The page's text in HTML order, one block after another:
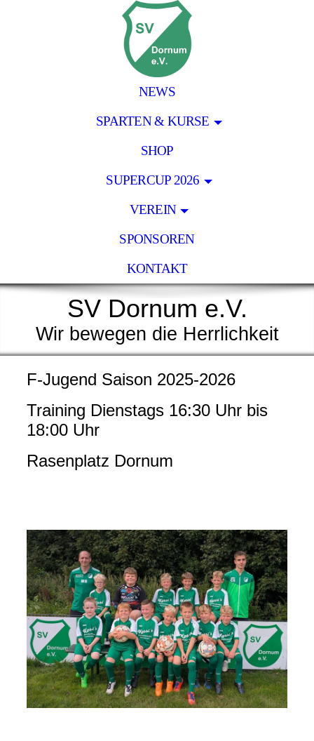
NEWS
SPARTEN & KURSE
SHOP
SUPERCUP 2026
VEREIN
SPONSOREN
KONTAKT
SV Dornum e.V.
Wir bewegen die Herrlichkeit
F-Jugend Saison 2025-2026
Training Dienstags 16:30 Uhr bis
18:00 Uhr
Rasenplatz Dornum